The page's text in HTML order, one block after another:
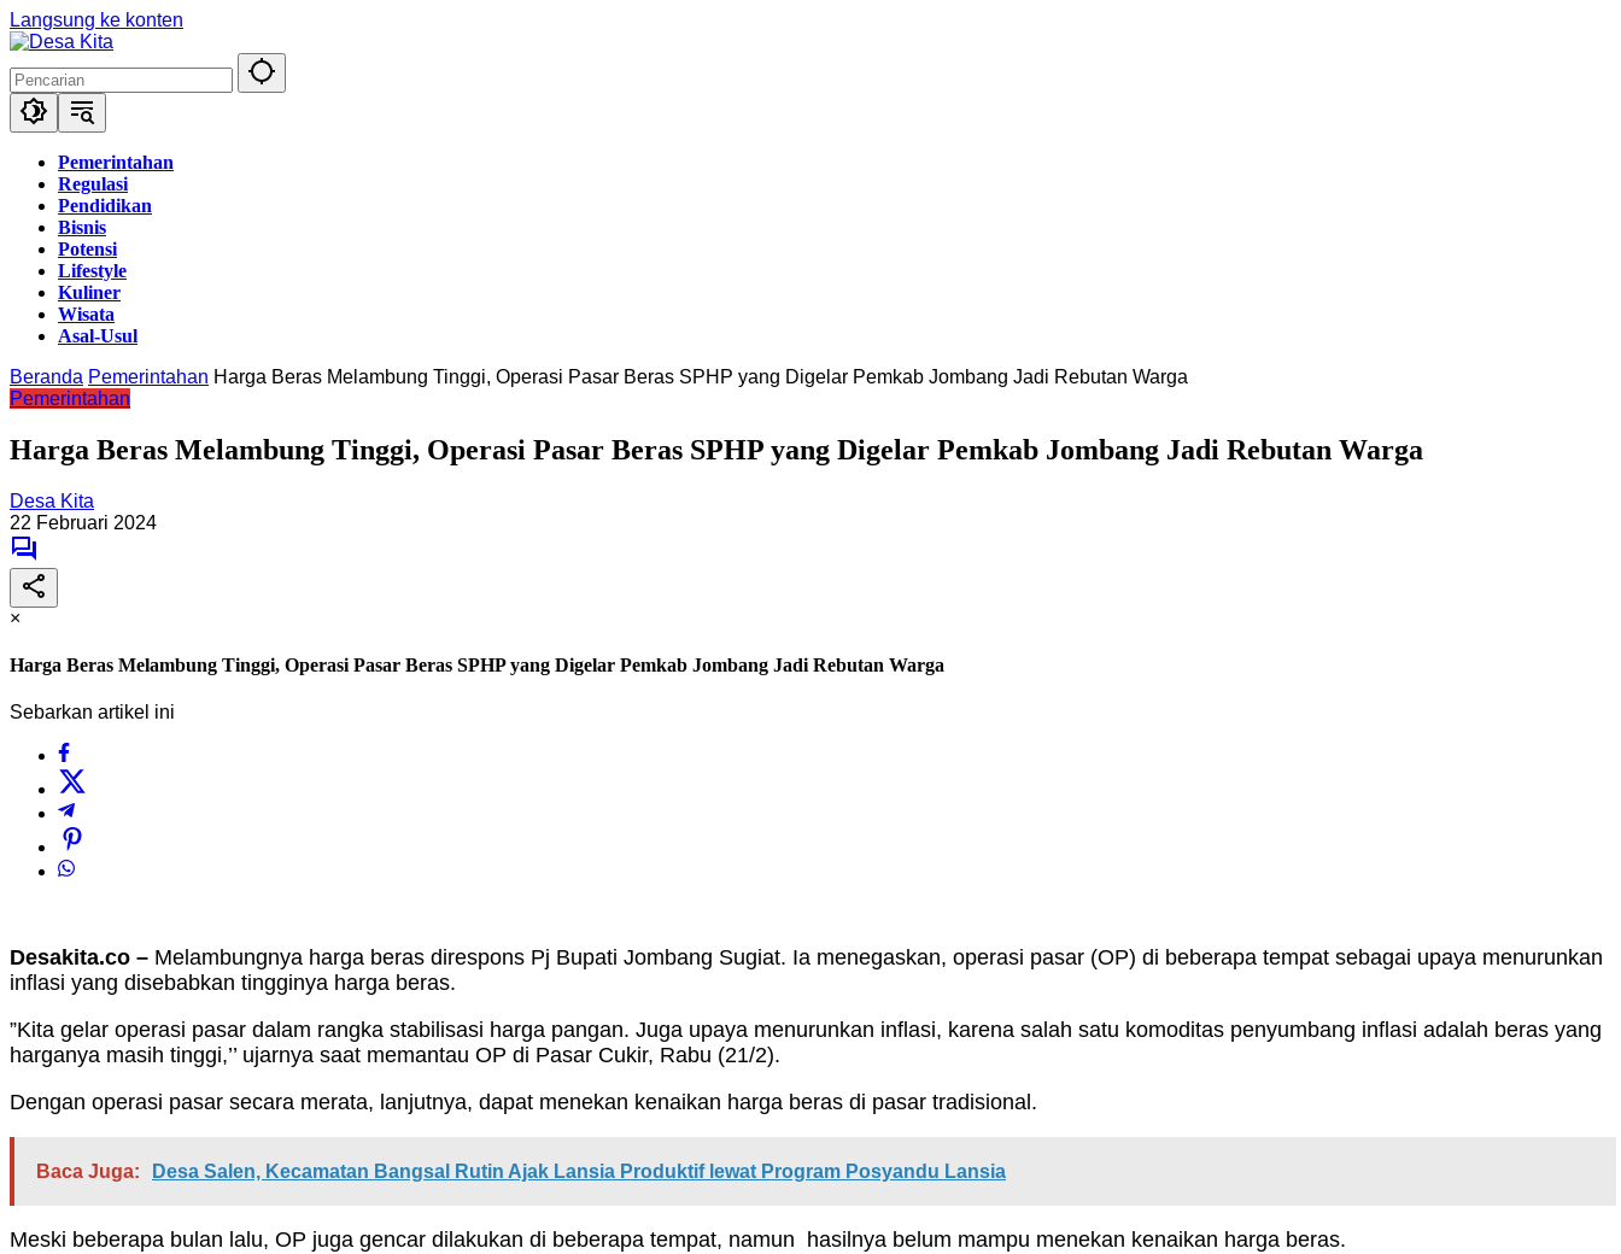
Langsung ke konten
Pemerintahan
Regulasi
Pendidikan
Bisnis
Potensi
Lifestyle
Kuliner
Wisata
Asal-Usul
Beranda Pemerintahan Harga Beras Melambung Tinggi, Operasi Pasar Beras SPHP yang Digelar Pemkab Jombang Jadi Rebutan Warga
Pemerintahan
Harga Beras Melambung Tinggi, Operasi Pasar Beras SPHP yang Digelar Pemkab Jombang Jadi Rebutan Warga
Desa Kita
22 Februari 2024
×
Harga Beras Melambung Tinggi, Operasi Pasar Beras SPHP yang Digelar Pemkab Jombang Jadi Rebutan Warga
Sebarkan artikel ini
Desakita.co – Melambungnya harga beras direspons Pj Bupati Jombang Sugiat. Ia menegaskan, operasi pasar (OP) di beberapa tempat sebagai upaya menurunkan
inflasi yang disebabkan tingginya harga beras.
”Kita gelar operasi pasar dalam rangka stabilisasi harga pangan. Juga upaya menurunkan inflasi, karena salah satu komoditas penyumbang inflasi adalah beras yang
harganya masih tinggi,’’ ujarnya saat memantau OP di Pasar Cukir, Rabu (21/2).
Dengan operasi pasar secara merata, lanjutnya, dapat menekan kenaikan harga beras di pasar tradisional.
Baca Juga: Desa Salen, Kecamatan Bangsal Rutin Ajak Lansia Produktif lewat Program Posyandu Lansia
Meski beberapa bulan lalu, OP juga gencar dilakukan di beberapa tempat, namun hasilnya belum mampu menekan kenaikan harga beras.